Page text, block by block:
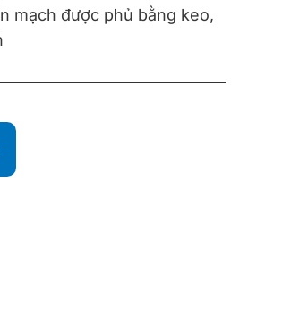
mạch được phủ bằng keo,